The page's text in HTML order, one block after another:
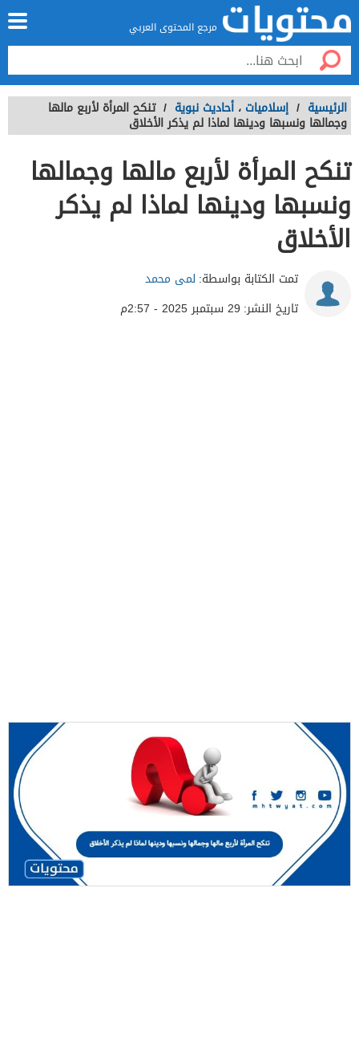
مرجع المحتوى العربي
الرئيسية / إسلاميات ، أحاديث نبوية / تنكح المرأة لأربع مالها
وجمالها ونسبها ودينها لماذا لم يذكر الأخلاق
تنكح المرأة لأربع مالها وجمالها
ونسبها ودينها لماذا لم يذكر
الأخلاق
تمت الكتابة بواسطة: لمى محمد
تاريخ النشر: 29 سبتمبر 2025 - 2:57م